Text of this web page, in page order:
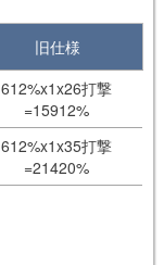
旧仕様
612%x1x26打撃
=15912%
612%x1x35打撃
=21420%